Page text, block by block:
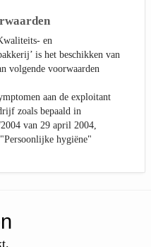
en
is het beschikken van
volgende voorwaarden
aan de exploitant
zoals bepaald in
van 29 april 2004,
hygiëne"